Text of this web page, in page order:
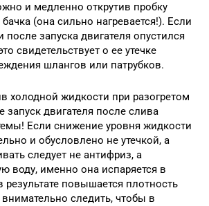
и медленно открутив пробку
(она сильно нагревается!). Если
после запуска двигателя опустился
свидетельствует о ее утечке
шлангов или патрубков.
холодной жидкости при разогретом
запуск двигателя после слива
Если снижение уровня жидкости
и обусловлено не утечкой, а
следует не антифриз, а
воду, именно она испаряется в
результате повышается плотность
следить, чтобы в